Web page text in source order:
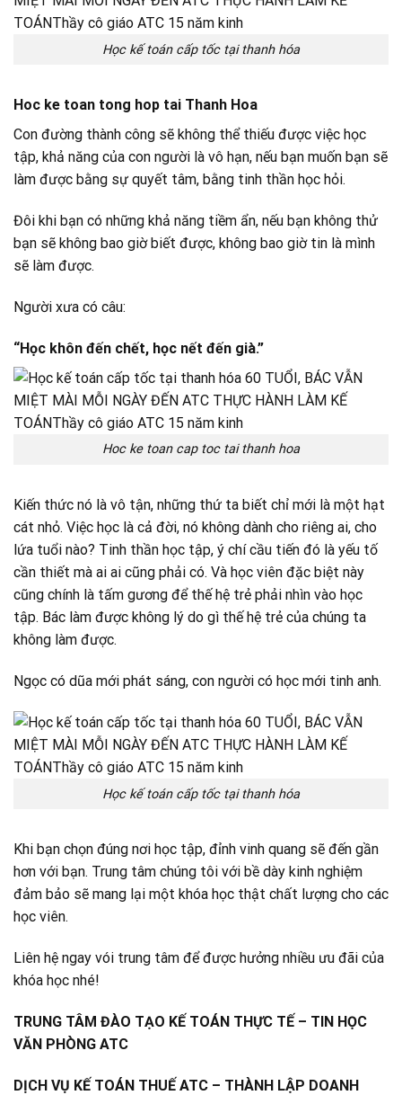
Học kế toán cấp tốc tại thanh hóa
Hoc ke toan tong hop tai Thanh Hoa
Con đường thành công sẽ không thể thiếu được việc học
tập, khả năng của con người là vô hạn, nếu bạn muốn bạn sẽ
làm được bằng sự quyết tâm, bằng tinh thần học hỏi.
Đôi khi bạn có những khả năng tiềm ẩn, nếu bạn không thử
bạn sẽ không bao giờ biết được, không bao giờ tin là mình
sẽ làm được.
Người xưa có câu:
“Học khôn đến chết, học nết đến già.”
Hoc ke toan cap toc tai thanh hoa
Kiến thức nó là vô tận, những thứ ta biết chỉ mới là một hạt
cát nhỏ. Việc học là cả đời, nó không dành cho riêng ai, cho
lứa tuổi nào? Tinh thần học tập, ý chí cầu tiến đó là yếu tố
cần thiết mà ai ai cũng phải có. Và học viên đặc biệt này
cũng chính là tấm gương để thế hệ trẻ phải nhìn vào học
tập. Bác làm được không lý do gì thế hệ trẻ của chúng ta
không làm được.
Ngọc có dũa mới phát sáng, con người có học mới tinh anh.
Học kế toán cấp tốc tại thanh hóa
Khi bạn chọn đúng nơi học tập, đỉnh vinh quang sẽ đến gần
hơn với bạn. Trung tâm chúng tôi với bề dày kinh nghiệm
đảm bảo sẽ mang lại một khóa học thật chất lượng cho các
học viên.
Liên hệ ngay vói trung tâm để được hưởng nhiều ưu đãi của
khóa học nhé!
TRUNG TÂM ĐÀO TẠO KẾ TOÁN THỰC TẾ – TIN HỌC
VĂN PHÒNG ATC
DỊCH VỤ KẾ TOÁN THUẾ ATC – THÀNH LẬP DOANH